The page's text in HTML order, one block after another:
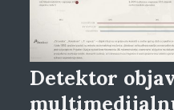
Detektor